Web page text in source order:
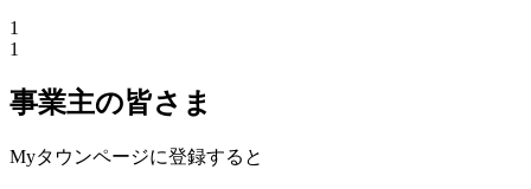
1
1
事業主の皆さま
Myタウンページに登録すると